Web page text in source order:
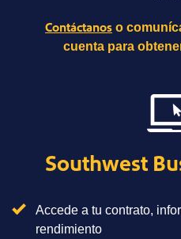
Contáctanos o
cuenta para
Southwest
Accede a tu contrato,
rendimiento